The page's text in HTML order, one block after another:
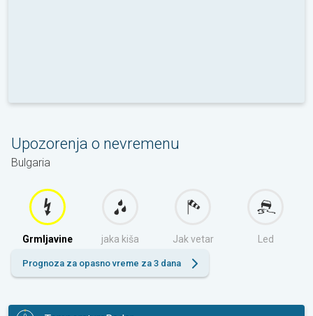
Upozorenja o nevremenu
Bulgaria
Grmljavine jaka kiša Jak vetar Led
Prognoza za opasno vreme za 3 dana